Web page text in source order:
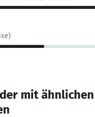
mit ähnlichen